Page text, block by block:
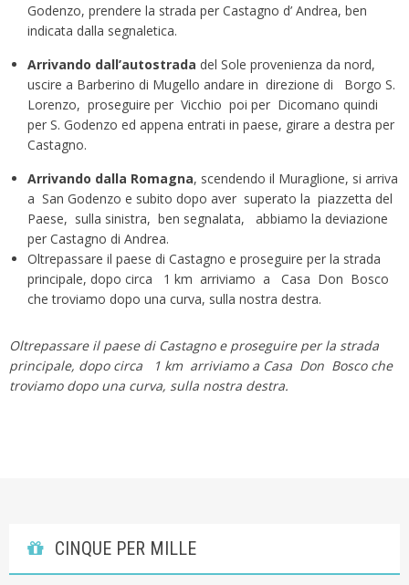
Godenzo, prendere la strada per Castagno d’ Andrea, ben
indicata dalla segnaletica.
Arrivando dall’autostrada del Sole provenienza da nord,
uscire a Barberino di Mugello andare in direzione di Borgo S.
Lorenzo, proseguire per Vicchio poi per Dicomano quindi
per S. Godenzo ed appena entrati in paese, girare a destra per
Castagno.
Arrivando dalla Romagna, scendendo il Muraglione, si arriva
a San Godenzo e subito dopo aver superato la piazzetta del
Paese, sulla sinistra, ben segnalata, abbiamo la deviazione
per Castagno di Andrea.
Oltrepassare il paese di Castagno e proseguire per la strada
principale, dopo circa 1 km arriviamo a Casa Don Bosco
che troviamo dopo una curva, sulla nostra destra.
Oltrepassare il paese di Castagno e proseguire per la strada
principale, dopo circa 1 km arriviamo a Casa Don Bosco che
troviamo dopo una curva, sulla nostra destra.
CINQUE PER MILLE